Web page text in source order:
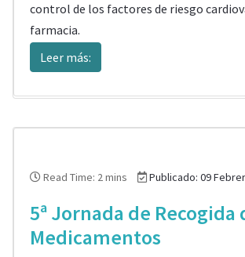
control de los factores de riesgo
farmacia.
Leer más:
Read Time: 2 mins Publicado: 09
5ª Jornada de Recogida
Medicamentos